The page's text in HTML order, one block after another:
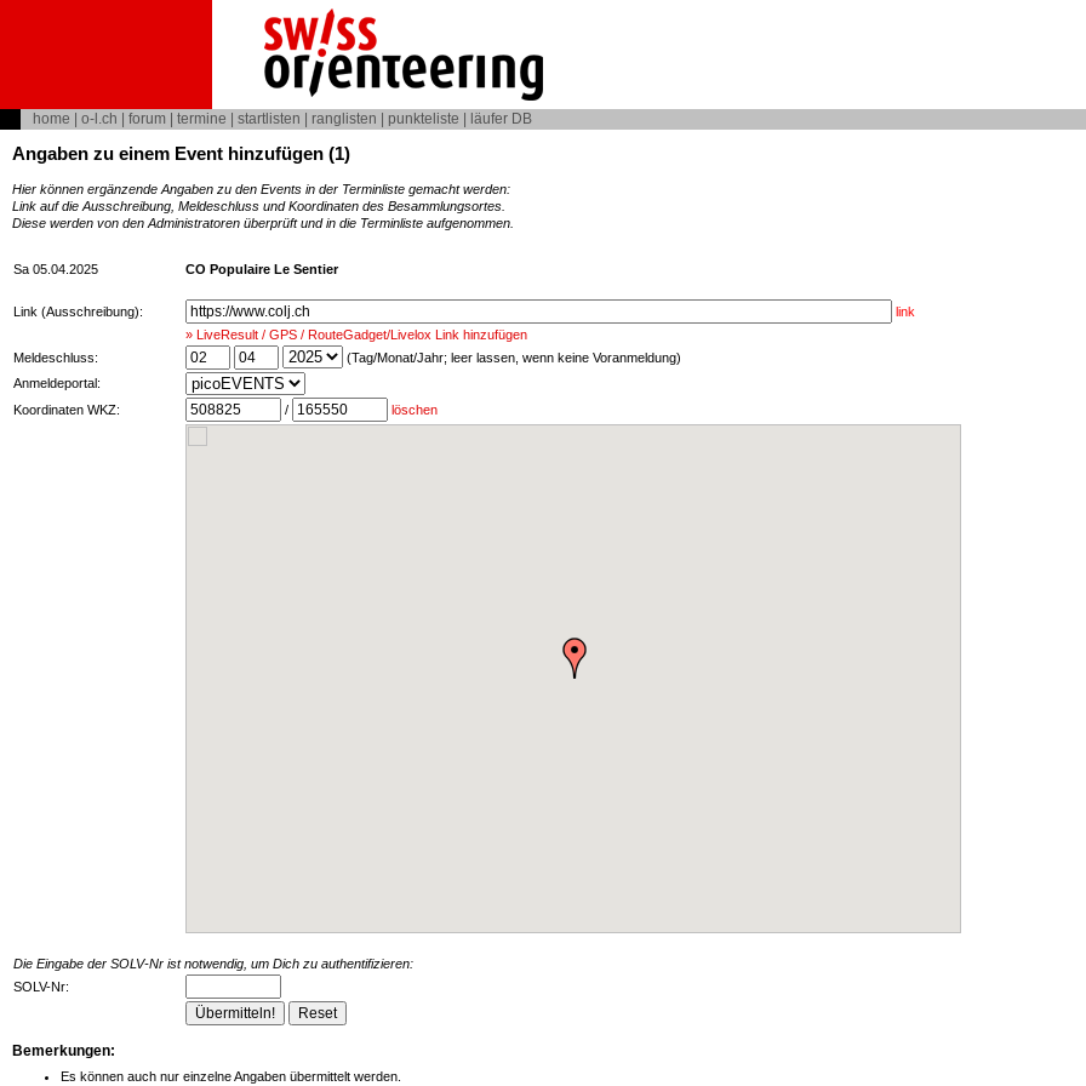
home o-l.ch forum termine startlisten ranglisten punkteliste läufer DB
Angaben zu einem Event hinzufügen (1)
Hier können ergänzende Angaben zu den Events in der Terminliste gemacht werden:
Link auf die Ausschreibung, Meldeschluss und Koordinaten des Besammlungsortes.
Diese werden von den Administratoren überprüft und in die Terminliste aufgenommen.
Sa 05.04.2025 CO Populaire Le Sentier
Link (Ausschreibung):
link
» LiveResult / GPS / RouteGadget/Livelox Link hinzufügen
Meldeschluss:
(Tag/Monat/Jahr; leer lassen, wenn keine Voranmeldung)
Anmeldeportal:
Koordinaten WKZ:
/ löschen
Die Eingabe der SOLV-Nr ist notwendig, um Dich zu authentifizieren:
SOLV-Nr:
Bemerkungen:
Es können auch nur einzelne Angaben übermittelt werden.